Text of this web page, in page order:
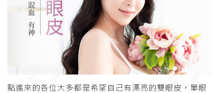
點進來的各位大多都是希望自己有漂亮的雙眼皮，單眼